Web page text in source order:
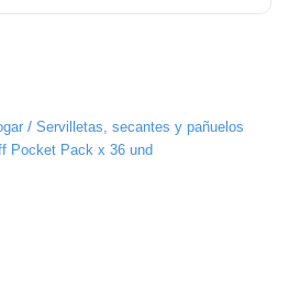
/ Servilletas, secantes y pañuelos
Pocket Pack x 36 und